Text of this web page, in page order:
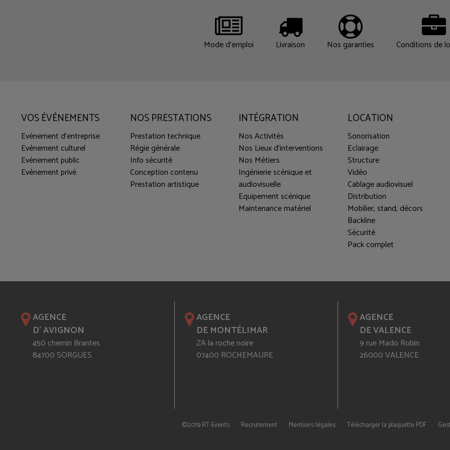
Mode d'emploi Livraison Nos garanties Conditions de
VOS ÉVÉNEMENTS
Evénement d'entreprise
Evénement culturel
Evénement public
Evénement privé
NOS PRESTATIONS
Prestation technique
Régie générale
Info sécurité
Conception contenu
Prestation artistique
INTÉGRATION
Nos Activités
Nos Lieux d'interventions
Nos Métiers
Ingénierie scénique et
audiovisuelle
Equipement scénique
Maintenance matériel
LOCATION
Sonorisation
Eclairage
Structure
Vidéo
Cablage audiovisuel
Distribution
Mobilier, stand, décors
Backline
Sécurité
Pack complet
AGENCE
D' AVIGNON
450 chemin Brantes
84700 SORGUES
AGENCE
DE MONTÉLIMAR
ZA la roche noire
07400 ROCHEMAURE
AGENCE
DE VALENCE
9 rue Mado Robin
26000 VALENCE
©2019 RT-Events - Recrutement - Mentions légales - Télécharger la plaquette PDF -